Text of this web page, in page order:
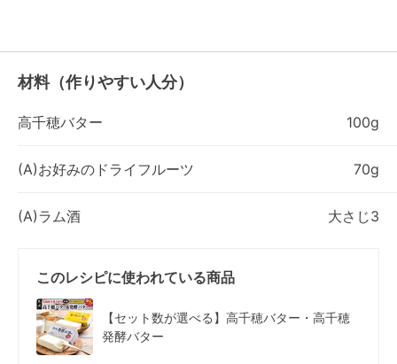
材料（作りやすい人分）
高千穂バター 100g
(A)お好みのドライフルーツ 70g
(A)ラム酒 大さじ3
このレシピに使われている商品
【セット数が選べる】高千穂バター・高千穂
発酵バター